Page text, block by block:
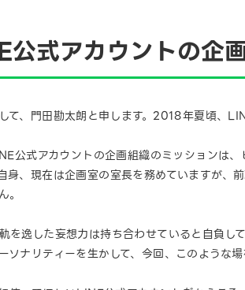
式アカウントの企
て、門田勘太朗と申します。2018年夏頃、
公式アカウントの企画組織のミッションは
身、現在は企画室の室長を務めていますが、
。
を逸した妄想力は持ち合わせていると自負
ソナリティーを生かして、今回、このような